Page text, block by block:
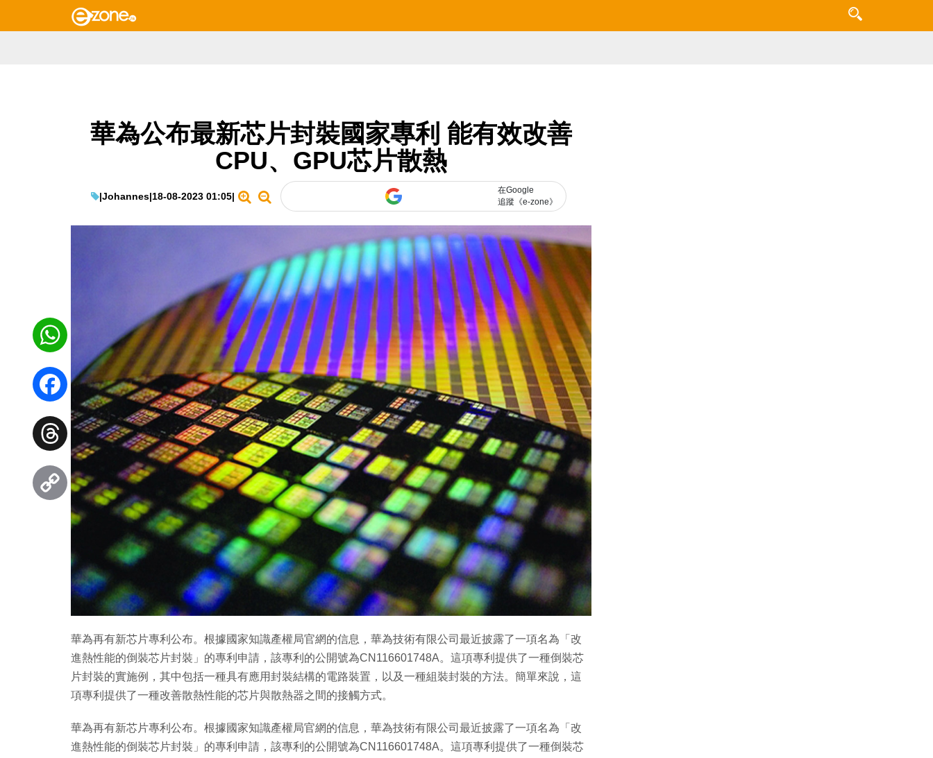
華為公布最新芯片封裝國家專利 能有效改善
CPU、GPU芯片散熱
|Johannes|18-08-2023 01:05|
在Google
追蹤《e-zone》
華為再有新芯片專利公布。根據國家知識產權局官網的信息，華為技術有限公司最近披露了一項名為「改
進熱性能的倒裝芯片封裝」的專利申請，該專利的公開號為CN116601748A。這項專利提供了一種倒裝芯
片封裝的實施例，其中包括一種具有應用封裝結構的電路裝置，以及一種組裝封裝的方法。簡單來說，這
項專利提供了一種改善散熱性能的芯片與散熱器之間的接觸方式。
華為再有新芯片專利公布。根據國家知識產權局官網的信息，華為技術有限公司最近披露了一項名為「改
進熱性能的倒裝芯片封裝」的專利申請，該專利的公開號為CN116601748A。這項專利提供了一種倒裝芯
WhatsApp
Facebook
Threads
Copy